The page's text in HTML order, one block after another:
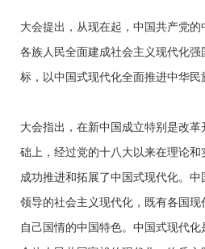
大会提出，从现在起，中国共产党
各族人民全面建成社会主义现代化
标，以中国式现代化全面推进中华民
大会指出，在新中国成立特别是改
础上，经过党的十八大以来在理论
成功推进和拓展了中国式现代化。
领导的社会主义现代化，既有各国
自己国情的中国特色。中国式现代化